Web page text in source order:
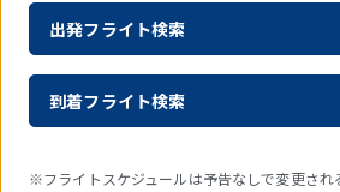
出発フライト検索
到着フライト検索
※フライトスケジュールは予告なしで変更され